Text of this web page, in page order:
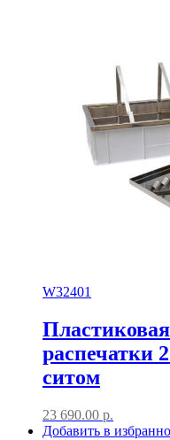
W32401
распечатки
ситом
23 690.00 р.
Добавить в